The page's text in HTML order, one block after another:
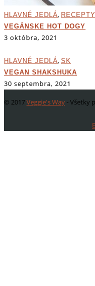
HLAVNÉ JEDLÁ, RECEPTY
VEGÁNSKE HOT DOGY
3 októbra, 2021
HLAVNÉ JEDLÁ, SK
VEGAN SHAKSHUKA
30 septembra, 2021
© 2017Veggie's Way - Všetky